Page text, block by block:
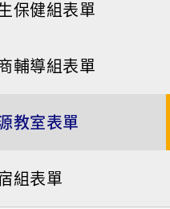
保健組表單
輔導組表單
教室表單
組表單